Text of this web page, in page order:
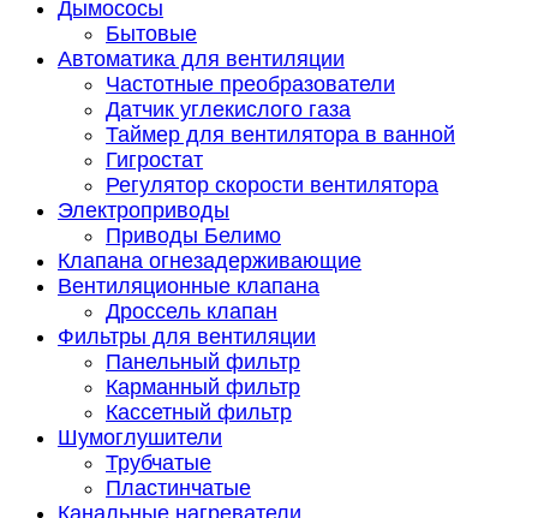
Дымососы
Бытовые
Автоматика для вентиляции
Частотные преобразователи
Датчик углекислого газа
Таймер для вентилятора в ванной
Гигростат
Регулятор скорости вентилятора
Электроприводы
Приводы Белимо
Клапана огнезадерживающие
Вентиляционные клапана
Дроссель клапан
Фильтры для вентиляции
Панельный фильтр
Карманный фильтр
Кассетный фильтр
Шумоглушители
Трубчатые
Пластинчатые
Канальные нагреватели